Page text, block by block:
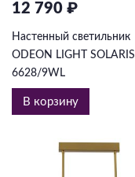
12 790 ₽
Настенный светильник
ODEON LIGHT SOLARIS
6628/9WL
В корзину